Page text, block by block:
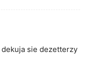
sie dezetterzy